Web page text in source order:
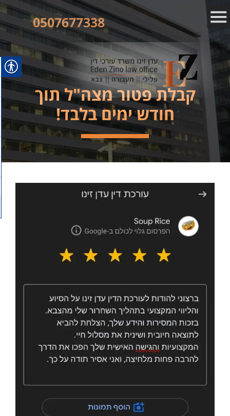
0507677338
קבלת פטור מצה"ל תוך
חודש ימים בלבד!